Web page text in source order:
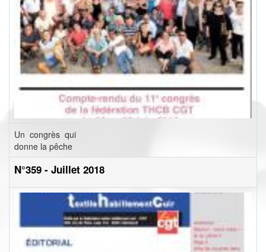
Un congrès qui
donne la pêche
N°359 - Juillet 2018